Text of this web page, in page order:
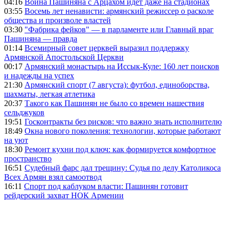
04:16 Война Пашиняна с Арцахом идет даже на стадионах
03:55 Восемь лет ненависти: армянский режиссер о расколе
общества и произволе властей
03:30 "Фабрика фейков" — в парламенте или Главный враг
Пашиняна — правда
01:14 Всемирный совет церквей выразил поддержку
Армянской Апостольской Церкви
00:17 Армянский монастырь на Иссык-Куле: 160 лет поисков
и надежды на успех
21:30 Армянский спорт (7 августа): футбол, единоборства,
шахматы, легкая атлетика
20:37 Такого как Пашинян не было со времен нашествия
сельджуков
19:51 Госконтракты без рисков: что важно знать исполнителю
18:49 Окна нового поколения: технологии, которые работают
на уют
18:30 Ремонт кухни под ключ: как формируется комфортное
пространство
16:51 Судебный фарс дал трещину: Судья по делу Католикоса
Всех Армян взял самоотвод
16:11 Спорт под каблуком власти: Пашинян готовит
рейдерский захват НОК Армении